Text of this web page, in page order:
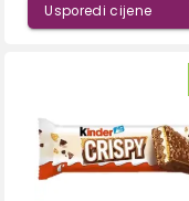
Usporedi cijene